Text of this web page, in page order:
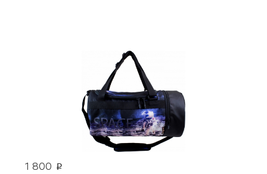
1 800 p